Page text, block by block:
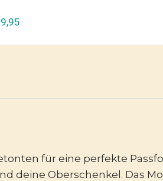
für eine perfekte
Oberschenkel. Das